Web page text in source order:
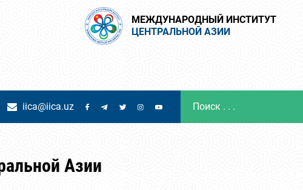
МЕЖДУНАРОДНЫЙ ИНСТИТУТ
ЦЕНТРАЛЬНОЙ АЗИИ
iica@iica.uz
Азии